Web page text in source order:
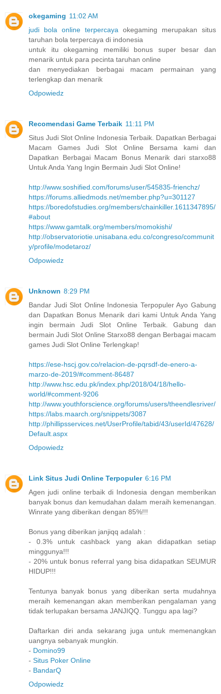
okegaming 11:02 AM
judi bola online terpercaya okegaming merupakan situs
taruhan bola terpercaya di indonesia
untuk itu okegaming memiliki bonus super besar dan
menarik untuk para pecinta taruhan online
dan menyediakan berbagai macam permainan yang
terlengkap dan menarik
Odpowiedz
Recomendasi Game Terbaik 11:11 PM
Situs Judi Slot Online Indonesia Terbaik. Dapatkan Berbagai
Macam Games Judi Slot Online Bersama kami dan
Dapatkan Berbagai Macam Bonus Menarik dari starxo88
Untuk Anda Yang Ingin Bermain Judi Slot Online!
http://www.soshified.com/forums/user/545835-frienchz/
https://forums.alliedmods.net/member.php?u=301127
https://boredofstudies.org/members/chainkiller.1611347895/
#about
https://www.gamtalk.org/members/momokishi/
http://observatoriotie.unisabana.edu.co/congreso/communit
y/profile/modetaroz/
Odpowiedz
Unknown 8:29 PM
Bandar Judi Slot Online Indonesia Terpopuler Ayo Gabung
dan Dapatkan Bonus Menarik dari kami Untuk Anda Yang
ingin bermain Judi Slot Online Terbaik. Gabung dan
bermain Judi Slot Online Starxo88 dengan Berbagai macam
games Judi Slot Online Terlengkap!
https://ese-hscj.gov.co/relacion-de-pqrsdf-de-enero-a-
marzo-de-2019/#comment-86487
http://www.hsc.edu.pk/index.php/2018/04/18/hello-
world/#comment-9206
http://www.youthforscience.org/forums/users/theendlesriver/
https://labs.maarch.org/snippets/3087
http://phillipsservices.net/UserProfile/tabid/43/userId/47628/
Default.aspx
Odpowiedz
Link Situs Judi Online Terpopuler 6:16 PM
Agen judi online terbaik di Indonesia dengan memberikan
banyak bonus dan kemudahan dalam meraih kemenangan.
Winrate yang diberikan dengan 85%!!!
Bonus yang diberikan janjiqq adalah :
- 0.3% untuk cashback yang akan didapatkan setiap
minggunya!!!
- 20% untuk bonus referral yang bisa didapatkan SEUMUR
HIDUP!!!
Tentunya banyak bonus yang diberikan serta mudahnya
meraih kemenangan akan memberikan pengalaman yang
tidak terlupakan bersama JANJIQQ. Tunggu apa lagi?
Daftarkan diri anda sekarang juga untuk memenangkan
uangnya sebanyak mungkin.
- Domino99
- Situs Poker Online
- BandarQ
Odpowiedz